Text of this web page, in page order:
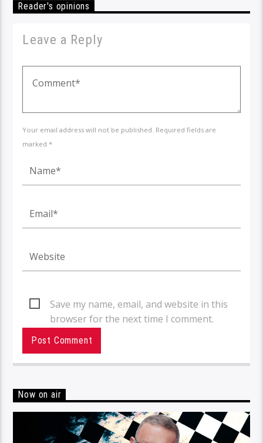
Reader's opinions
Leave a Reply
Your email address will not be published. Required fields are
marked *
Save my name, email, and website in this
browser for the next time I comment.
Now on air